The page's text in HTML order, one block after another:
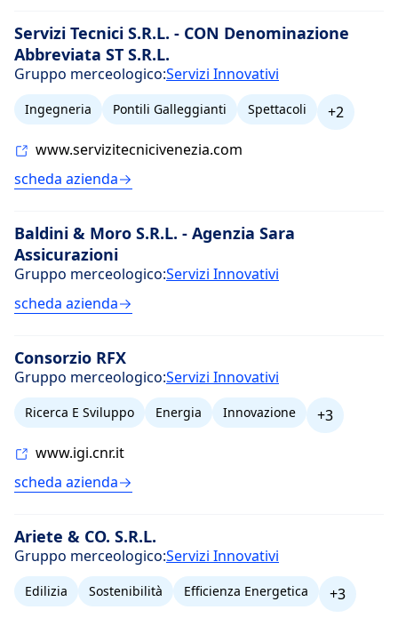
Servizi Tecnici S.R.L. - CON Denominazione
Abbreviata ST S.R.L.
Gruppo merceologico:Servizi Innovativi
Ingegneria Pontili Galleggianti Spettacoli
+2
www.servizitecnicivenezia.com
scheda azienda
Baldini & Moro S.R.L. - Agenzia Sara
Assicurazioni
Gruppo merceologico:Servizi Innovativi
scheda azienda
Consorzio RFX
Gruppo merceologico:Servizi Innovativi
Ricerca E Sviluppo Energia Innovazione
+3
www.igi.cnr.it
scheda azienda
Ariete & CO. S.R.L.
Gruppo merceologico:Servizi Innovativi
Edilizia Sostenibilità Efficienza Energetica
+3